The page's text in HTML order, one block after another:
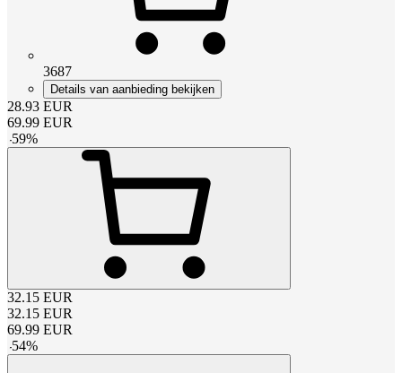
3687
Details van aanbieding bekijken
28.93 EUR
69.99 EUR
-59%
32.15 EUR
32.15 EUR
69.99 EUR
-54%